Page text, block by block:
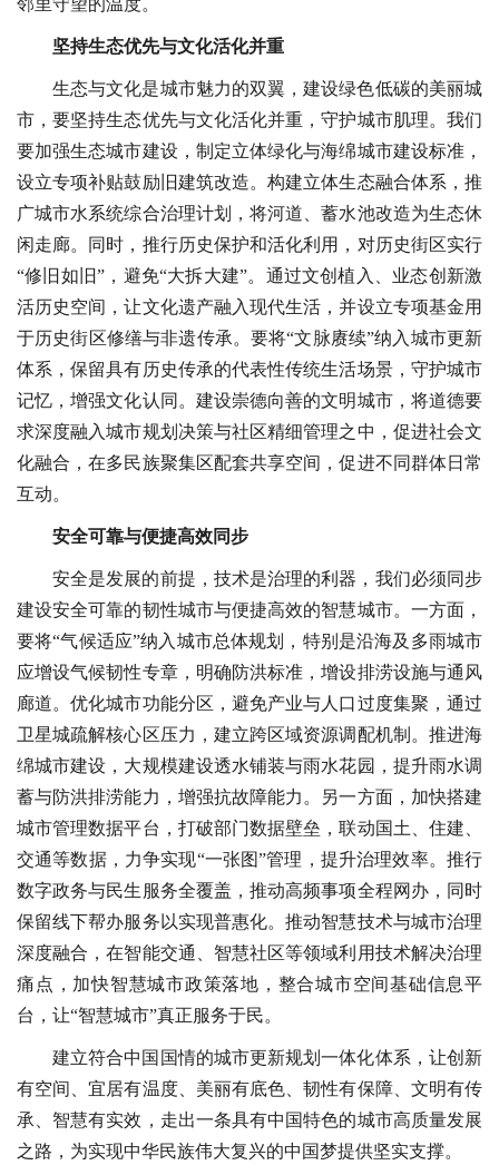
坚持生态优先与文化活化并重
生态与文化是城市魅力的双翼，建设绿色低碳的美丽城
市，要坚持生态优先与文化活化并重，守护城市肌理。我们
要加强生态城市建设，制定立体绿化与海绵城市建设标准，
设立专项补贴鼓励旧建筑改造。构建立体生态融合体系，推
广城市水系统综合治理计划，将河道、蓄水池改造为生态休
闲走廊。同时，推行历史保护和活化利用，对历史街区实行
“修旧如旧”，避免“大拆大建”。通过文创植入、业态创新激
活历史空间，让文化遗产融入现代生活，并设立专项基金用
于历史街区修缮与非遗传承。要将“文脉赓续”纳入城市更新
体系，保留具有历史传承的代表性传统生活场景，守护城市
记忆，增强文化认同。建设崇德向善的文明城市，将道德要
求深度融入城市规划决策与社区精细管理之中，促进社会文
化融合，在多民族聚集区配套共享空间，促进不同群体日常
互动。
安全可靠与便捷高效同步
安全是发展的前提，技术是治理的利器，我们必须同步
建设安全可靠的韧性城市与便捷高效的智慧城市。一方面，
要将“气候适应”纳入城市总体规划，特别是沿海及多雨城市
应增设气候韧性专章，明确防洪标准，增设排涝设施与通风
廊道。优化城市功能分区，避免产业与人口过度集聚，通过
卫星城疏解核心区压力，建立跨区域资源调配机制。推进海
绵城市建设，大规模建设透水铺装与雨水花园，提升雨水调
蓄与防洪排涝能力，增强抗故障能力。另一方面，加快搭建
城市管理数据平台，打破部门数据壁垒，联动国土、住建、
交通等数据，力争实现“一张图”管理，提升治理效率。推行
数字政务与民生服务全覆盖，推动高频事项全程网办，同时
保留线下帮办服务以实现普惠化。推动智慧技术与城市治理
深度融合，在智能交通、智慧社区等领域利用技术解决治理
痛点，加快智慧城市政策落地，整合城市空间基础信息平
台，让“智慧城市”真正服务于民。
建立符合中国国情的城市更新规划一体化体系，让创新
有空间、宜居有温度、美丽有底色、韧性有保障、文明有传
承、智慧有实效，走出一条具有中国特色的城市高质量发展
之路，为实现中华民族伟大复兴的中国梦提供坚实支撑。